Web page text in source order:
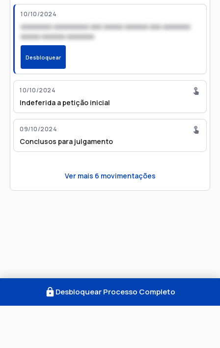
10/10/2024
xxxxxxxx xxxxxxxxx xxx xxxxx xxxxxx xxx xxxxxxx
xxxxx xxxxxx xxxxxxx
Desbloquear
10/10/2024
Indeferida a petição inicial
09/10/2024
Conclusos para julgamento
Ver mais 6 movimentações
Desbloquear Processo Completo